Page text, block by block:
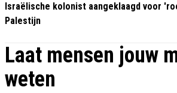
Israëlische kolonist aangeklaagd voor
Palestijn
Laat mensen jouw
weten